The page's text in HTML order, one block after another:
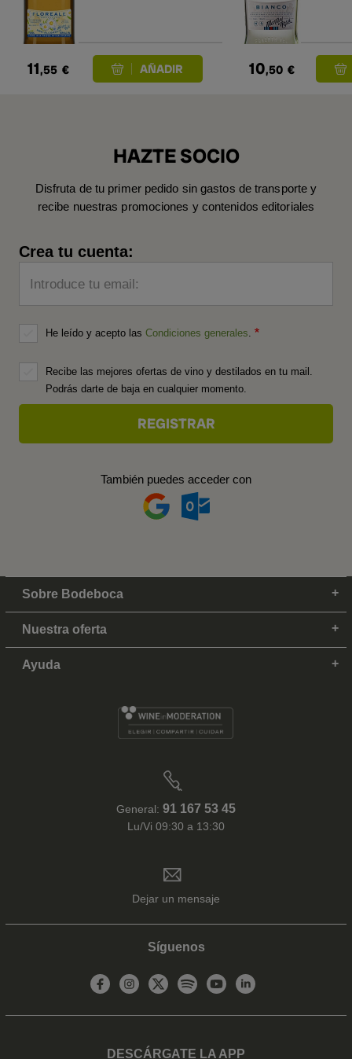
11,55 € 10,50 €
HAZTE SOCIO
Disfruta de tu primer pedido sin gastos de transporte y
recibe nuestras promociones y contenidos editoriales
Crea tu cuenta:
Introduce tu email:
He leído y acepto las Condiciones generales
Recibe las mejores ofertas de vino y destilados en tu mail.
Podrás darte de baja en cualquier momento.
También puedes acceder con
Sobre Bodeboca
Nuestra oferta
Ayuda
General: 91 167 53 45
Lu/Vi 09:30 a 13:30
Dejar un mensaje
Síguenos
DESCÁRGATE LA APP